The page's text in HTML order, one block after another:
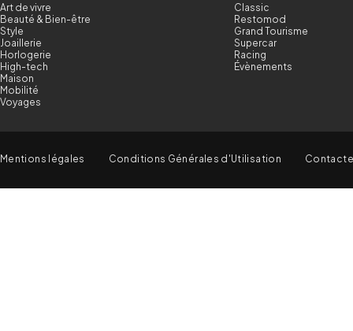
Art de vivre
Beauté & Bien-être
Style
Joaillerie
Horlogerie
High-tech
Maison
Mobilité
Voyages
Classic
Restomod
Grand Tourisme
Supercar
Racing
Évènements
Mentions légales Conditions Générales d'Utilisation